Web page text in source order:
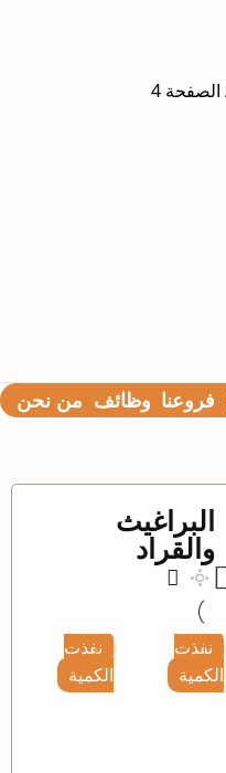
فروعنا وظائف من نحن
الصفحة 4
البراغيث
والقراد
نفذت
الكمية
نفذت
الكمية